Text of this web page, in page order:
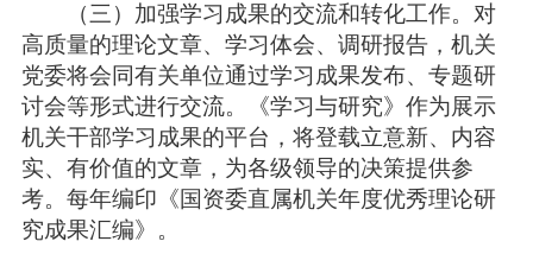
（三）加强学习成果的交流和转化工作。对
高质量的理论文章、学习体会、调研报告，机关
党委将会同有关单位通过学习成果发布、专题研
讨会等形式进行交流。《学习与研究》作为展示
机关干部学习成果的平台，将登载立意新、内容
实、有价值的文章，为各级领导的决策提供参
考。每年编印《国资委直属机关年度优秀理论研
究成果汇编》。